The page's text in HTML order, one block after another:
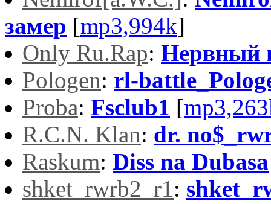
замер [mp3,994k]
Only Ru.Rap: Нервный
Pologen: rl-
Proba: Fsclub1 [
R.C.N. Klan: dr.
Raskum: Diss na Dubasa
shket_rwrb2_r1: